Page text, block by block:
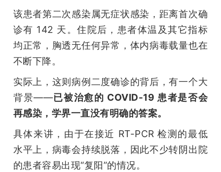
该患者第二次感染属无症状感染，距离首次确
诊有 142 天。住院后，患者体温及其它指标
均正常，胸透无任何异常，体内病毒载量也在
不断下降。
实际上，这则病例二度确诊的背后，有一个大
背景——已被治愈的 COVID-19 患者是否会
再感染，学界一直没有明确的答案。
具体来讲，由于在接近 RT-PCR 检测的最低
水平上，病毒会持续脱落，因此不少转阴出院
的患者容易出现“复阳”的情况。